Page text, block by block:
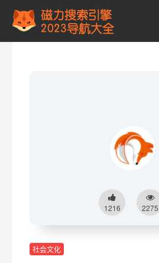
1216 2275
社会文化